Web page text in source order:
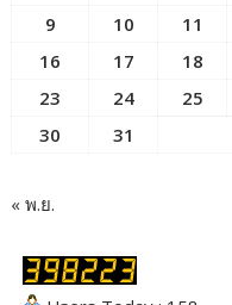
9
10 11
16
17 18
23
24 25
30
31
« พ.ย.